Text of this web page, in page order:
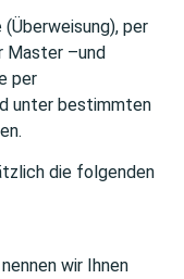
(Überweisung), per
Master –und
per
unter bestimmten
die folgenden
wir Ihnen